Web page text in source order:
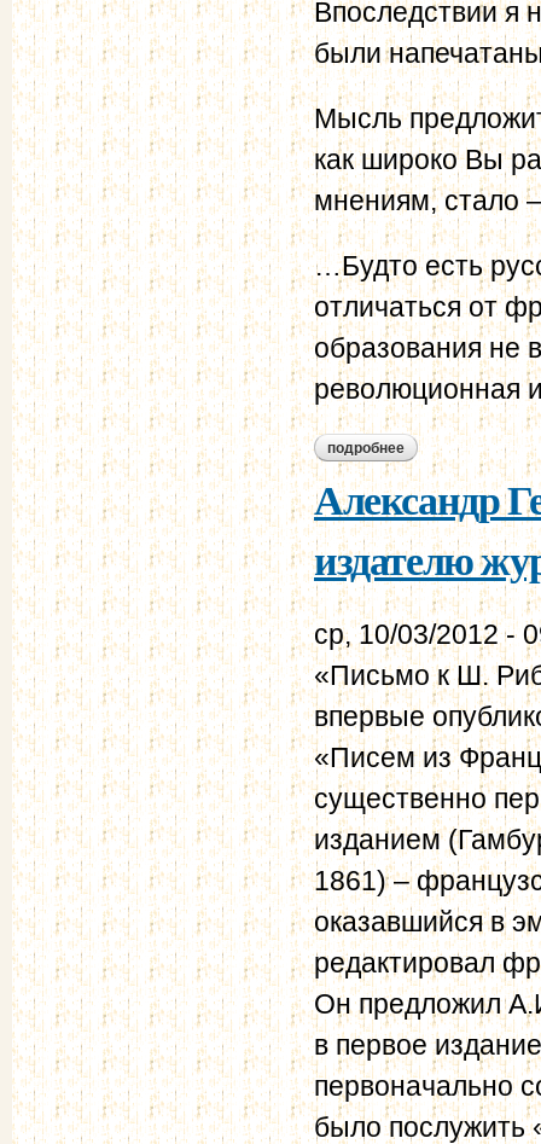
Впоследствии я
были
Мысль
как широко Вы
мнениям, стало
…Будто есть
отличаться от
образования не
революционная
подробнее о александр
письма)
Александр
издателю
ср, 10/03/2012 -
«Письмо к Ш.
впервые
«Писем из
существенно
изданием
1861) –
оказавшийся в
редактировал
Он предложил
в первое
первоначально
было послужить